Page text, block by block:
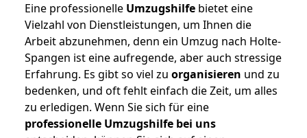
Eine professionelle Umzugshilfe bietet eine
Vielzahl von Dienstleistungen, um Ihnen die
Arbeit abzunehmen, denn ein Umzug nach Holte-
Spangen ist eine aufregende, aber auch stressige
Erfahrung. Es gibt so viel zu organisieren und zu
bedenken, und oft fehlt einfach die Zeit, um alles
zu erledigen. Wenn Sie sich für eine
professionelle Umzugshilfe bei uns